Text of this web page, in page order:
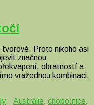
Proto nikoho asi
značnou
obratností a
vražednou kombinaci.
Austrálie, chobotnice,